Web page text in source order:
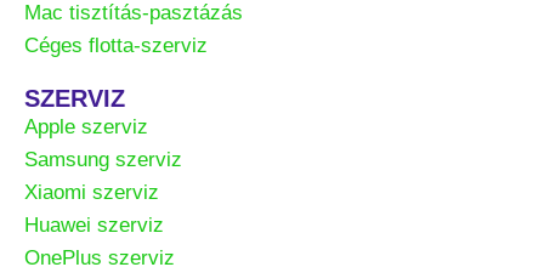
Mac tisztítás-pasztázás
Céges flotta-szerviz
SZERVIZ
Apple szerviz
Samsung szerviz
Xiaomi szerviz
Huawei szerviz
OnePlus szerviz